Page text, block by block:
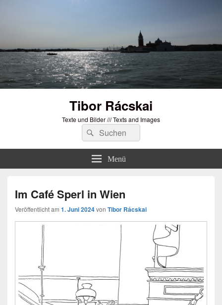
Tibor Rácskai
Texte und Bilder /// Texts and Images
Suchen
nach:
Suchen
Menü
Im Café Sperl in Wien
Veröffentlicht am 1. Juni 2024von Tibor Rácskai